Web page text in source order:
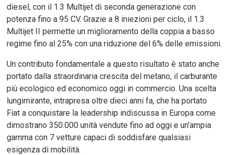
diesel, con il 1.3 Multijet di seconda generazione con
potenza fino a 95 CV. Grazie a 8 iniezioni per ciclo, il 1.3
Multijet II permette un miglioramento della coppia a basso
regime fino al 25% con una riduzione del 6% delle emissioni.
Un contributo fondamentale a questo risultato è stato anche
portato dalla straordinaria crescita del metano, il carburante
più ecologico ed economico oggi in commercio. Una scelta
lungimirante, intrapresa oltre dieci anni fa, che ha portato
Fiat a conquistare la leadership indiscussa in Europa come
dimostrano 350.000 unità vendute fino ad oggi e un’ampia
gamma con 7 vetture capaci di soddisfare qualsiasi
esigenza di mobilità.